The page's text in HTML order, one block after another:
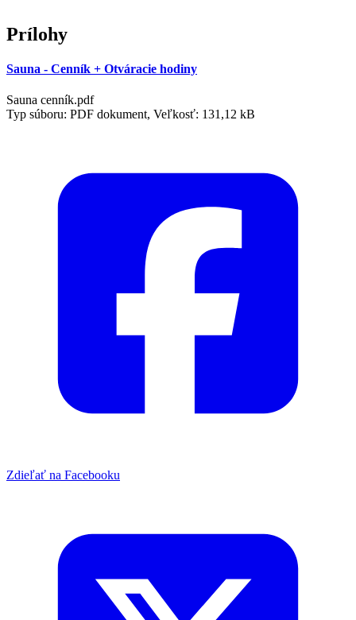
Prílohy
Sauna - Cenník + Otváracie hodiny
Sauna cenník.pdf
Typ súboru: PDF dokument, Veľkosť: 131,12 kB
Zdieľať na Facebooku